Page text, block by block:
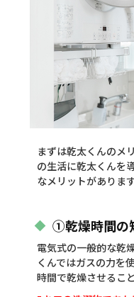
まずは乾太くんのメ
の生活に乾太くんを
なメリットがあります
①乾燥時間の
電気式の一般的な乾
くんではガスの力を
時間で乾燥させるこ